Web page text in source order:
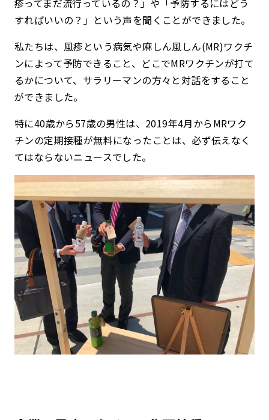
疹ってまだ流行っているの？」や「予防するにはどう
すればいいの？」という声を聞くことができました。
私たちは、風疹という病気や麻しん風しん(MR)ワクチ
ンによって予防できること、どこでMRワクチンが打て
るかについて、サラリーマンの方々と対話をすること
ができました。
特に40歳から57歳の男性は、2019年4月からMRワク
チンの定期接種が無料になったことは、必ず伝えなく
てはならないニュースでした。